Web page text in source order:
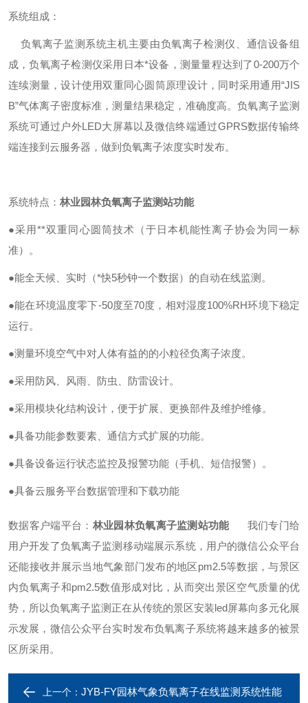
系统组成：
负氧离子监测系统主机主要由负氧离子检测仪、通信设备组
成，负氧离子检测仪采用日本*设备，测量量程达到了0-200万个
连续测量，设计使用双重同心圆筒原理设计，同时采用通用“JIS
B”气体离子密度标准，测量结果稳定，准确度高。负氧离子监测
系统可通过户外LED大屏幕以及微信终端通过GPRS数据传输终
端连接到云服务器，做到负氧离子浓度实时发布。
系统特点： 林业园林负氧离子监测站功能
●采用**双重同心圆筒技术（于日本机能性离子协会为同一标
准）。
●能全天候、实时（*快5秒钟一个数据）的自动在线监测。
●能在环境温度零下-50度至70度，相对湿度100%RH环境下稳定
运行。
●测量环境空气中对人体有益的的小粒径负离子浓度。
●采用防风、风雨、防虫、防雷设计。
●采用模块化结构设计，便于扩展、更换部件及维护维修。
●具备功能参数要素、通信方式扩展的功能。
●具备设备运行状态监控及报警功能（手机、短信报警）。
●具备云服务平台数据管理和下载功能
数据客户端平台： 林业园林负氧离子监测站功能 我们专门给
用户开发了负氧离子监测移动端展示系统，用户的微信公众平台
还能接收并展示当地气象部门发布的地区pm2.5等数据，与景区
内负氧离子和pm2.5数值形成对比，从而突出景区空气质量的优
势，所以负氧离子监测正在从传统的景区安装led屏幕向多元化展
示发展，微信公众平台实时发布负氧离子系统将越来越多的被景
区所采用。
上一个： JYB-FY园林气象负氧离子在线监测系统性能